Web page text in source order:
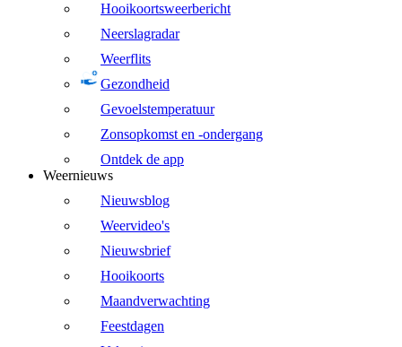
Hooikoortsweerbericht
Neerslagradar
Weerflits
Gezondheid
Gevoelstemperatuur
Zonsopkomst en -ondergang
Ontdek de app
Weernieuws
Nieuwsblog
Weervideo's
Nieuwsbrief
Hooikoorts
Maandverwachting
Feestdagen